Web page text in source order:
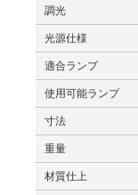
調光
光源仕様
適合ランプ
使用可能ランプ
寸法
重量
材質仕上